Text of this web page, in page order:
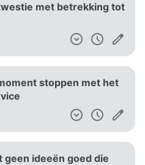
met betrekking tot
stoppen met het
geen ideeën goed die